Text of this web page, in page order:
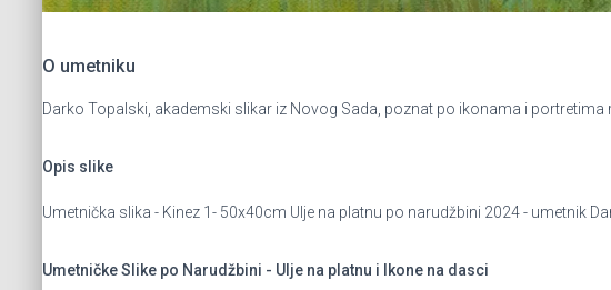
O umetniku
Darko Topalski, akademski slikar iz Novog Sada, poznat po ikonama i
Opis slike
Umetnička slika - Kinez 1- 50x40cm Ulje na platnu po narudžbini 2024 - umetnik
Umetničke Slike po Narudžbini - Ulje na platnu i Ikone na dasci